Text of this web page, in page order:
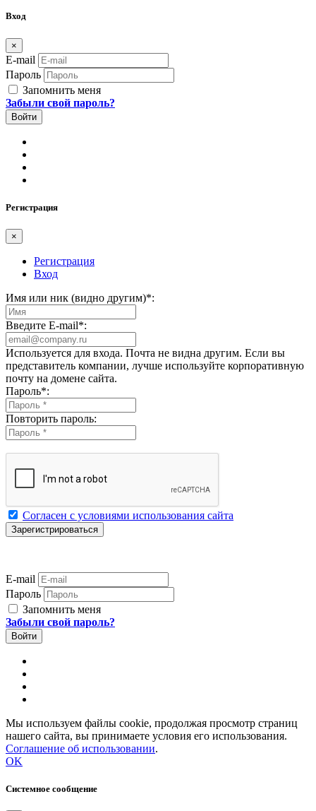
Вход
×
E-mail
Пароль
Запомнить меня
Забыли свой пароль?
Регистрация
×
Регистрация
Вход
Имя или ник (видно другим)*:
Введите E-mail*:
Используется для входа. Почта не видна другим. Если вы
представитель компании, лучше используйте корпоративную
почту на домене сайта.
Пароль*:
Повторить пароль:
Согласен с условиями использования сайта
E-mail
Пароль
Запомнить меня
Забыли свой пароль?
Мы используем файлы cookie, продолжая просмотр страниц
нашего сайта, вы принимаете условия его использования.
Соглашение об использовании.
OK
Системное сообщение